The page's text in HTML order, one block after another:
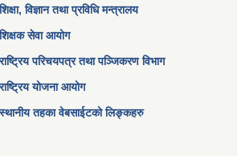
शिक्षा, विज्ञान तथा प्रविधि मन्त्रालय
शिक्षक सेवा आयोग
राष्ट्रिय परिचयपत्र तथा पञ्जिकरण विभाग
राष्ट्रिय योजना आयोग
स्थानीय तहका वेबसाईटको लिङ्कहरु